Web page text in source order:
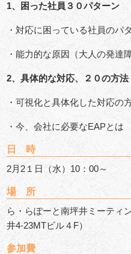
1、困った社員３０パターン
・対応に困っている社員のパ
・能力的な原因（大人の発達
2、具体的な対応、２０の方法
・可視化と具体化した対応の
・今、会社に必要なEAPとは
日 時
2月2１日（水）10：00～
場 所
ら・らぽーと南坪井ミーテ
井4-23MTビル４F）
参加費